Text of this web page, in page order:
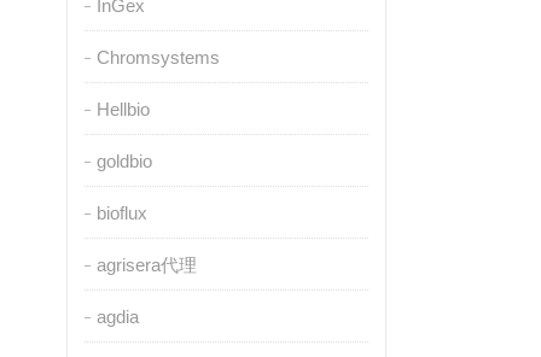
InGex
Chromsystems
Hellbio
goldbio
bioflux
agrisera代理
agdia